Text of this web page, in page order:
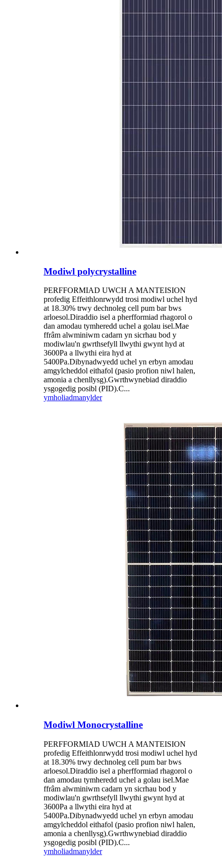
Modiwl polycrystalline
PERFFORMIAD UWCH A MANTEISION
profedig Effeithlonrwydd trosi modiwl uchel hyd
at 18.30% trwy dechnoleg cell pum bar bws
arloesol.Diraddio isel a pherfformiad rhagorol o
dan amodau tymheredd uchel a golau isel.Mae
ffrâm alwminiwm cadarn yn sicrhau bod y
modiwlau'n gwrthsefyll llwythi gwynt hyd at
3600Pa a llwythi eira hyd at
5400Pa.Dibynadwyedd uchel yn erbyn amodau
amgylcheddol eithafol (pasio profion niwl halen,
amonia a chenllysg).Gwrthwynebiad diraddio
ysgogedig posibl (PID).C...
ymholiadmanylder
Modiwl Monocrystalline
PERFFORMIAD UWCH A MANTEISION
profedig Effeithlonrwydd trosi modiwl uchel hyd
at 18.30% trwy dechnoleg cell pum bar bws
arloesol.Diraddio isel a pherfformiad rhagorol o
dan amodau tymheredd uchel a golau isel.Mae
ffrâm alwminiwm cadarn yn sicrhau bod y
modiwlau'n gwrthsefyll llwythi gwynt hyd at
3600Pa a llwythi eira hyd at
5400Pa.Dibynadwyedd uchel yn erbyn amodau
amgylcheddol eithafol (pasio profion niwl halen,
amonia a chenllysg).Gwrthwynebiad diraddio
ysgogedig posibl (PID).C...
ymholiadmanylder